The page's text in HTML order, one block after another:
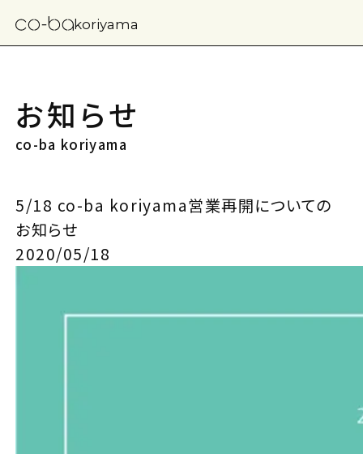
koriyama
お知らせ
co-ba koriyama
5/18 co-ba koriyama営業再開についての
お知らせ
2020/05/18